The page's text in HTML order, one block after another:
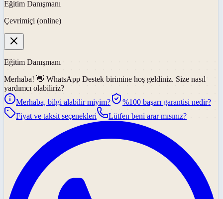
Eğitim Danışmanı
Çevrimiçi (online)
Eğitim Danışmanı
Merhaba! 👋 WhatsApp Destek birimine hoş geldiniz. Size nasıl
yardımcı olabiliriz?
Merhaba, bilgi alabilir miyim?
%100 başarı garantisi nedir?
Fiyat ve taksit seçenekleri
Lütfen beni arar mısınız?